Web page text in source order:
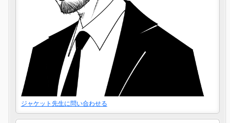
ジャケット先生に問い合わせる